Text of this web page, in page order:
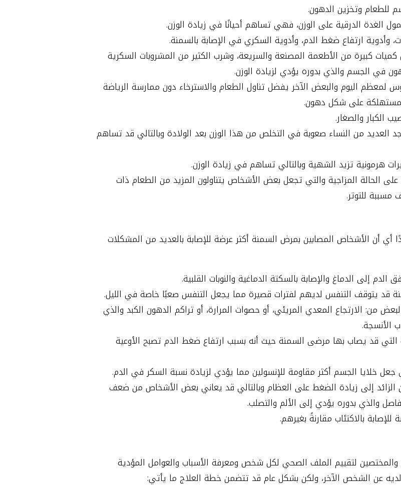
للطعام وتخزين الدهون.
الغدة الدرقية على الوزن، فهي تساهم أحيانًا في زيادة الوزن.
وأدوية ارتفاع ضغط الدم، وأدوية السكري في الإصابة بالسمنة.
كبيرة من الأطعمة المصنعة والسريعة، وشرب الكثير من المشروبات السكرية
في الجسم والذي بدوره يؤدي لزيادة الوزن.
لمعظم اليوم والبعض الآخر يفضل تناول الطعام والاسترخاء دون ممارسة الرياضة
المستهلكة على شكل دهون.
والصغار.
العديد من النساء صعوبة في التخلص من هذا الوزن بعد الولادة وبالتالي قد تساهم
هرمونية تزيد الشهية وبالتالي تساهم في زيادة الوزن.
الحالة المزاجية والتي تجعل بعض الأشخاص يتناولون المزيد من الطعام ذات
مسببة للتوتر.
أن الأشخاص المصابين بمرض السمنة أكثر عرضة للإصابة بالعديد من المشكلات
إلى الدماغ والإصابة بالسكتة الدماغية والنوبات القلبية.
قد يتوقف التنفس لديهم لفترات قصيرة مما يجعل التنفس صعبًا خاصة في الليل.
من: الارتجاع المعدي المريئي، أو حصوات المرارة، أو تراكم الدهون الكبد والذي
الأنسجة.
التي قد يصاب بها مرضى السمنة حيث أنه بسبب ارتفاع ضغط الدم تصبح الأوعية
خلايا الجسم أكثر مقاومة للإنسولين مما يؤدي لزيادة نسبة السكر في الدم.
الزائد إلى زيادة الضغط على العظام وبالتالي قد يعاني بعض الأشخاص من ضعف
والذي بدوره يؤدي إلى الألم والتصلب.
بالاكتئاب مقارنةً بغيرهم.
لتقييم الملف الصحي لكل شخص ومعرفة الأسباب والعوامل المؤدية
عن الشخص الآخر، ولكن بشكل عام قد تتضمن خطة العلاج ما يأتي: